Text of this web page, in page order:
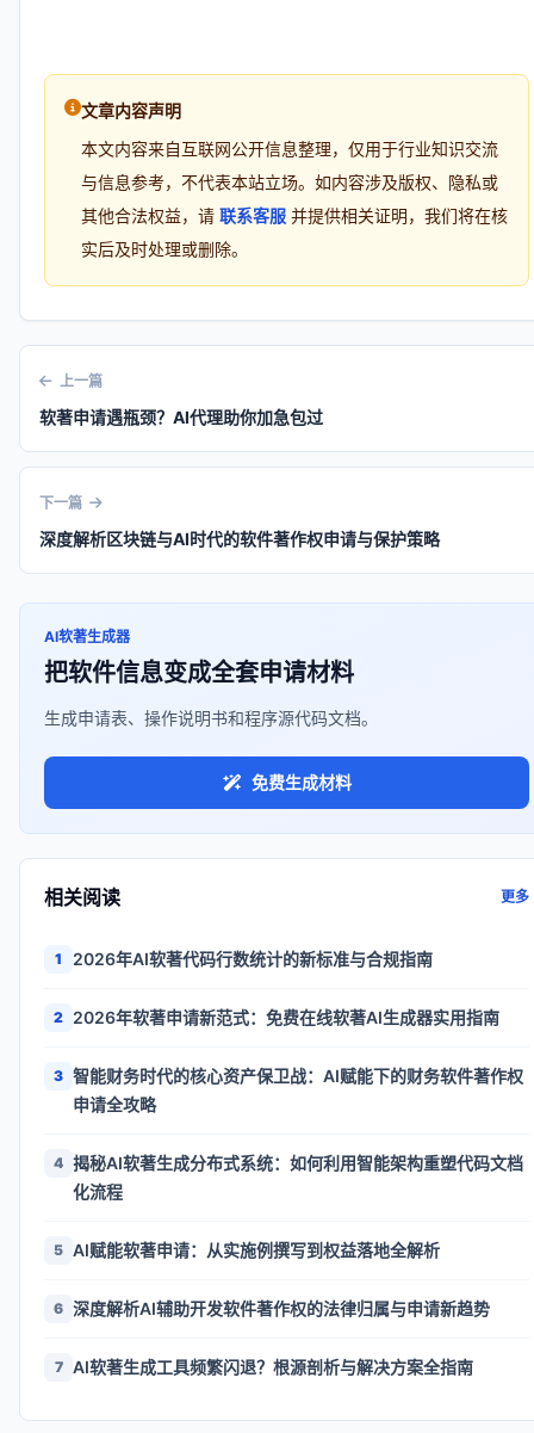
文章内容声明
本文内容来自互联网公开信息整理，仅用于行业知识交流
与信息参考，不代表本站立场。如内容涉及版权、隐私或
其他合法权益，请 联系客服 并提供相关证明，我们将在核
实后及时处理或删除。
上一篇
软著申请遇瓶颈？AI代理助你加急包过
下一篇
深度解析区块链与AI时代的软件著作权申请与保护策略
AI软著生成器
把软件信息变成全套申请材料
生成申请表、操作说明书和程序源代码文档。
免费生成材料
相关阅读 更多
1 2026年AI软著代码行数统计的新标准与合规指南
2 2026年软著申请新范式：免费在线软著AI生成器实用指南
3 智能财务时代的核心资产保卫战：AI赋能下的财务软件著作权
申请全攻略
4 揭秘AI软著生成分布式系统：如何利用智能架构重塑代码文档
化流程
5 AI赋能软著申请：从实施例撰写到权益落地全解析
6 深度解析AI辅助开发软件著作权的法律归属与申请新趋势
7 AI软著生成工具频繁闪退？根源剖析与解决方案全指南